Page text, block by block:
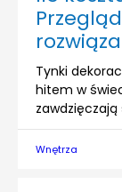
Tynki
hitem w
Wnętrza